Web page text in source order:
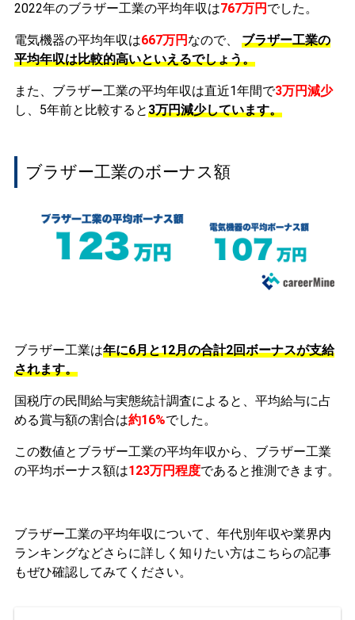
2022年のブラザー工業の平均年収は767万円 でした。
電気機器の平均年収は667万円 なので、
ブラザー工業の
平均年収は比較的高いといえるでしょう。
また、ブラザー工業の平均年収は直近1年間で3万円減少
し、5年前と比較すると3万円減少しています。
ブラザー工業のボーナス額
ブラザー工業は年に6月と12月の合計2回ボーナスが支給
されます。
国税庁の民間給与実態統計調査によると、平均給与に占
める賞与額の割合は約16%でした。
この数値とブラザー工業の平均年収から、ブラザー工業
の平均ボーナス額は123万円程度であると推測できます。
ブラザー工業の平均年収について、年代別年収や業界内
ランキングなどさらに詳しく知りたい方はこちらの記事
もぜひ確認してみてください。